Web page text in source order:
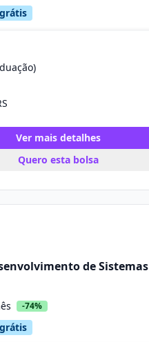
Ver mais detalhes
Quero esta bolsa
de Sistemas
-74%